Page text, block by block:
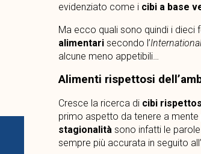
evidenziato come i cibi a base
Ma ecco quali sono quindi i dieci
alimentarisecondo l’
alcune meno appetibili…
Alimenti rispettosi
Cresce la ricerca di cibi
primo aspetto da tenere a mente
stagionalitàsono infatti le
sempre più accurata in seguito